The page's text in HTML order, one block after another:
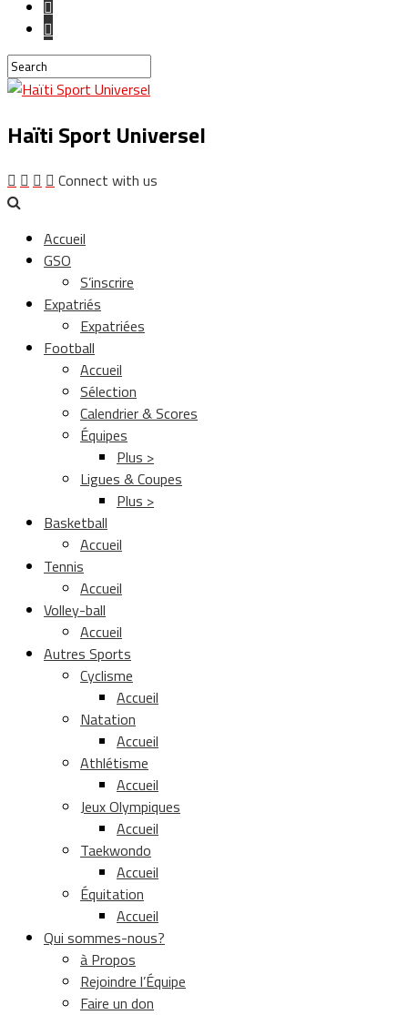
Haïti Sport Universel
Connect with us
Accueil
GSO
S’inscrire
Expatriés
Expatriées
Football
Accueil
Sélection
Calendrier & Scores
Équipes
Plus >
Ligues & Coupes
Plus >
Basketball
Accueil
Tennis
Accueil
Volley-ball
Accueil
Autres Sports
Cyclisme
Accueil
Natation
Accueil
Athlétisme
Accueil
Jeux Olympiques
Accueil
Taekwondo
Accueil
Équitation
Accueil
Qui sommes-nous?
à Propos
Rejoindre l’Équipe
Faire un don